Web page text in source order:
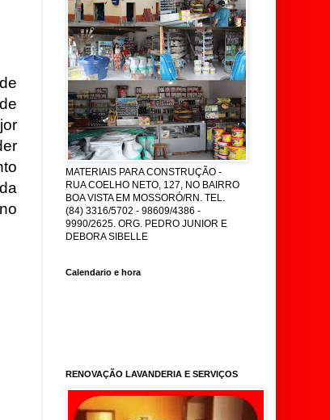
MATERIAIS PARA CONSTRUÇÃO -
RUA COELHO NETO, 127, NO BAIRRO
BOA VISTA EM MOSSORÓ/RN. TEL.
(84) 3316/5702 - 98609/4386 -
9990/2625. ORG. PEDRO JUNIOR E
DEBORA SIBELLE
Calendario e hora
RENOVAÇÃO LAVANDERIA E SERVIÇOS